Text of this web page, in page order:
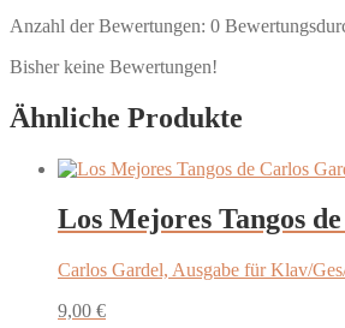
Anzahl der Bewertungen: 0
Bisher keine Bewertungen!
Ähnliche Produkte
Los Mejores Tangos
Carlos Gardel, Ausgabe für Klav/
9,00 €